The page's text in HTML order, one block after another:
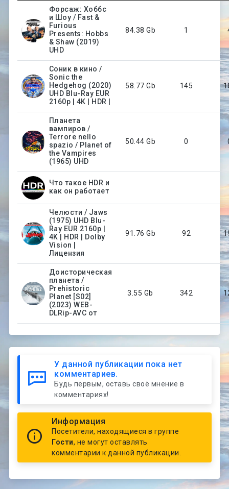
Форсаж: Хоббс
и Шоу / Fast &
Furious
Presents: Hobbs
& Shaw (2019)
UHD
84.38 Gb 1
Соник в кино /
Sonic the
Hedgehog (2020)
UHD Blu-Ray EUR
2160p | 4K | HDR |
58.77 Gb 145
Планета
вампиров /
Terrore nello
spazio / Planet of
the Vampires
(1965) UHD
50.44 Gb 0
Что такое HDR и
как он работает
Челюсти / Jaws
(1975) UHD Blu-
Ray EUR 2160p |
4K | HDR | Dolby
Vision |
Лицензия
91.76 Gb 92
Доисторическая
планета /
Prehistoric
Planet [S02]
(2023) WEB-
DLRip-AVC от
3.55 Gb 342
У данной публикации пока нет
комментариев.
Будь первым, оставь своё мнение в
комментариях!
Информация
Посетители, находящиеся в группе
Гости, не могут оставлять
комментарии к данной публикации.